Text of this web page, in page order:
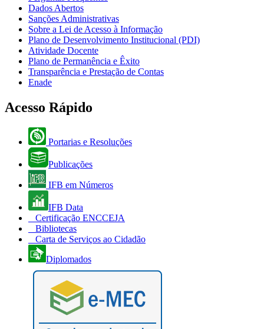
Dados Abertos
Sanções Administrativas
Sobre a Lei de Acesso à Informação
Plano de Desenvolvimento Institucional (PDI)
Atividade Docente
Plano de Permanência e Êxito
Transparência e Prestação de Contas
Enade
Acesso Rápido
Portarias e Resoluções
Publicações
IFB em Números
IFB Data
Certificação ENCCEJA
Bibliotecas
Carta de Serviços ao Cidadão
Diplomados